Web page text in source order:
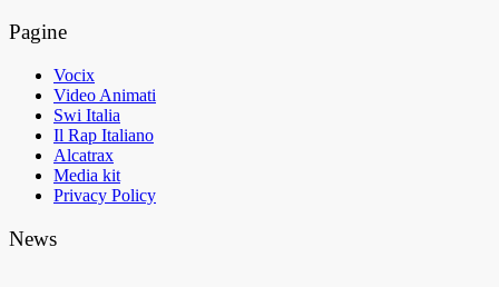
Pagine
Vocix
Video Animati
Swi Italia
Il Rap Italiano
Alcatrax
Media kit
Privacy Policy
News